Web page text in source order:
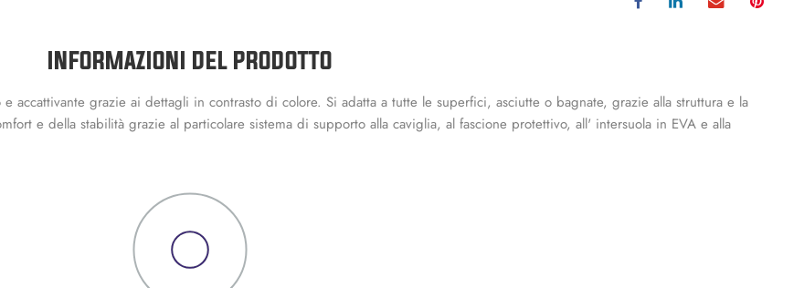
INFORMAZIONI DEL PRODOTTO
accattivante grazie ai dettagli in contrasto di colore. Si adatta a tutte le superfici, asciutte o bagnate, grazie alla struttura e la
e della stabilità grazie al particolare sistema di supporto alla caviglia, al fascione protettivo, all' intersuola in EVA e alla